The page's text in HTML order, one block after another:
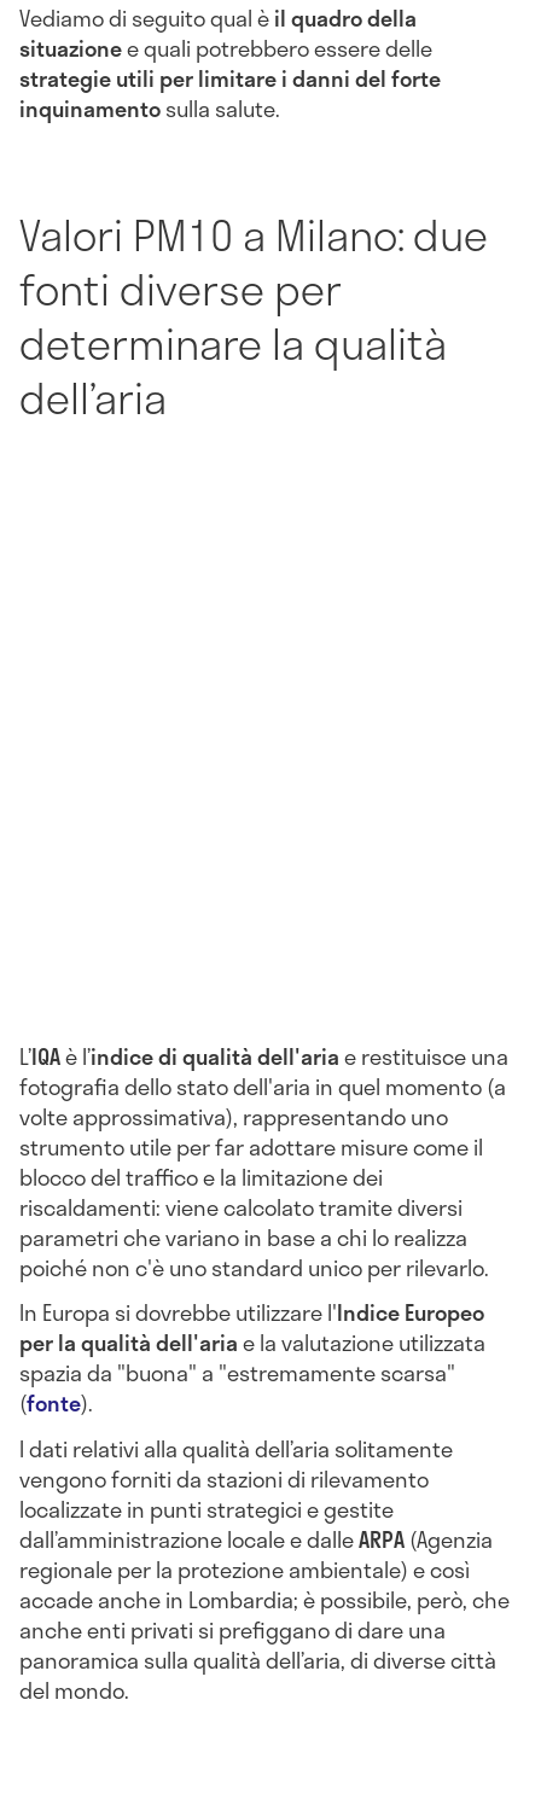
Vediamo di seguito qual èil quadro della
situazionee quali potrebbero essere delle
strategie utili per limitare i dannidel forte
inquinamentosulla salute.
Valori PM10 a Milano: due
fonti diverse per
determinare la qualità
dell’aria
L’IQAè l’indice di qualità dell'ariae restituisce una
fotografia dello stato dell'aria in quel momento (a
volte approssimativa), rappresentando uno
strumento utile per far adottare misure come il
blocco del traffico e la limitazione dei
riscaldamenti: viene calcolato tramite diversi
parametri che variano in base a chi lo realizza
poiché non c'è uno standard unico per rilevarlo.
In Europa si dovrebbe utilizzare l'Indice Europeo
per la qualità dell'ariae la valutazione utilizzata
spazia da "buona" a "estremamente scarsa"
(fonte).
I dati relativi alla qualità dell’aria solitamente
vengono forniti da stazioni di rilevamento
localizzate in punti strategici e gestite
dall’amministrazione locale e dalleARPA(Agenzia
regionale per la protezione ambientale) e così
accade anche in Lombardia; è possibile, però, che
anche enti privati si prefiggano di dare una
panoramica sulla qualità dell’aria, di diverse città
del mondo.